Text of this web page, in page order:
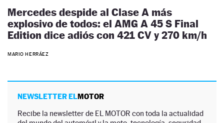
Mercedes despide al Clase A más
explosivo de todos: el AMG A 45 S Final
Edition dice adiós con 421 CV y 270 km/h
MARIO HERRÁEZ
NEWSLETTER ELMOTOR
Recibe la newsletter de EL MOTOR con toda la actualidad